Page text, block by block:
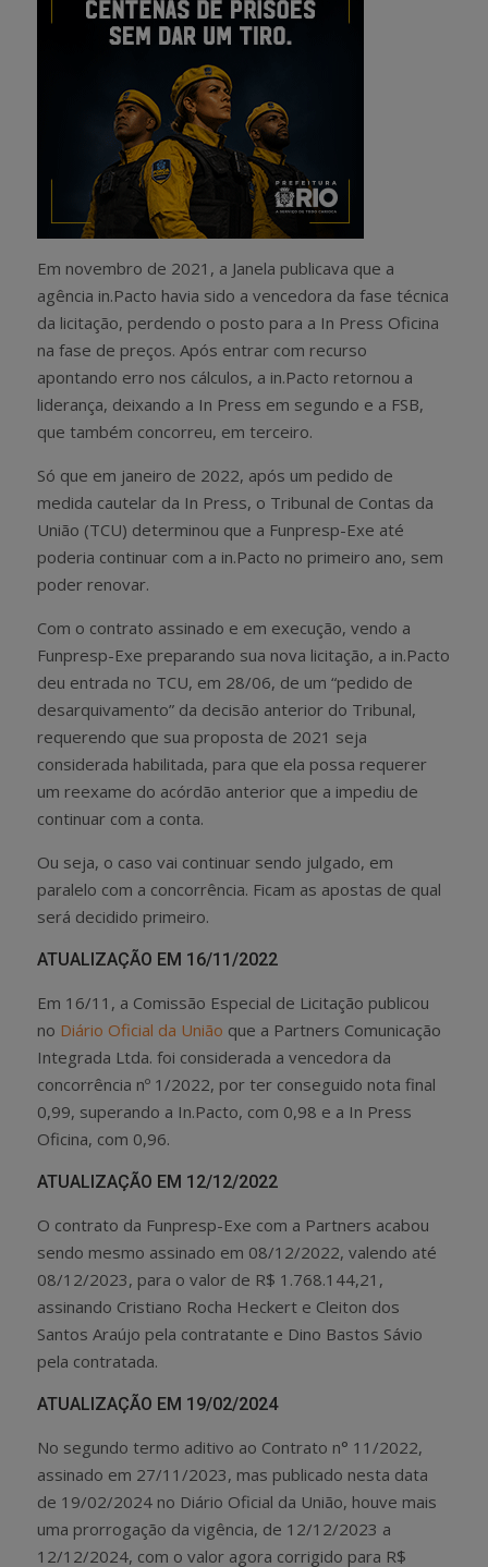
Em novembro de 2021, a Janela publicava que a
agência in.Pacto havia sido a vencedora da fase técnica
da licitação, perdendo o posto para a In Press Oficina
na fase de preços. Após entrar com recurso
apontando erro nos cálculos, a in.Pacto retornou a
liderança, deixando a In Press em segundo e a FSB,
que também concorreu, em terceiro.
Só que em janeiro de 2022, após um pedido de
medida cautelar da In Press, o Tribunal de Contas da
União (TCU) determinou que a Funpresp-Exe até
poderia continuar com a in.Pacto no primeiro ano, sem
poder renovar.
Com o contrato assinado e em execução, vendo a
Funpresp-Exe preparando sua nova licitação, a in.Pacto
deu entrada no TCU, em 28/06, de um “pedido de
desarquivamento” da decisão anterior do Tribunal,
requerendo que sua proposta de 2021 seja
considerada habilitada, para que ela possa requerer
um reexame do acórdão anterior que a impediu de
continuar com a conta.
Ou seja, o caso vai continuar sendo julgado, em
paralelo com a concorrência. Ficam as apostas de qual
será decidido primeiro.
ATUALIZAÇÃO EM 16/11/2022
Em 16/11, a Comissão Especial de Licitação publicou
no Diário Oficial da União que a Partners Comunicação
Integrada Ltda. foi considerada a vencedora da
concorrência nº 1/2022, por ter conseguido nota final
0,99, superando a In.Pacto, com 0,98 e a In Press
Oficina, com 0,96.
ATUALIZAÇÃO EM 12/12/2022
O contrato da Funpresp-Exe com a Partners acabou
sendo mesmo assinado em 08/12/2022, valendo até
08/12/2023, para o valor de R$ 1.768.144,21,
assinando Cristiano Rocha Heckert e Cleiton dos
Santos Araújo pela contratante e Dino Bastos Sávio
pela contratada.
ATUALIZAÇÃO EM 19/02/2024
No segundo termo aditivo ao Contrato n° 11/2022,
assinado em 27/11/2023, mas publicado nesta data
de 19/02/2024 no Diário Oficial da União, houve mais
uma prorrogação da vigência, de 12/12/2023 a
12/12/2024, com o valor agora corrigido para R$